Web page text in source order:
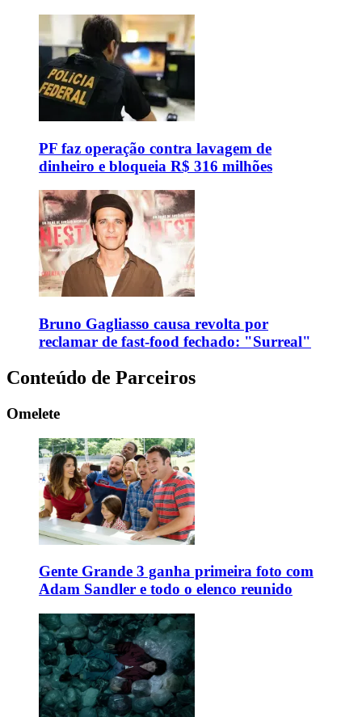
PF faz operação contra lavagem de
dinheiro e bloqueia R$ 316 milhões
Bruno Gagliasso causa revolta por
reclamar de fast-food fechado: "Surreal"
Conteúdo de Parceiros
Omelete
Gente Grande 3 ganha primeira foto com
Adam Sandler e todo o elenco reunido